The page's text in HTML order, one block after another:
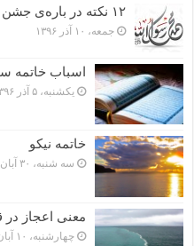
۱۲ نکته در باره‌ی جشن مولودی
جمعه، ۱۰ آذر ۱۳۹۶
اسباب خاتمه
یکشنبه، ۵ آذر ۱۳۹۶
خاتمه نیکو
سه شنبه، ۳۰ آبان ۱۳۹۶
معنی اعجاز
چهارشنبه، ۱۰ آبان ۱۳۹۶